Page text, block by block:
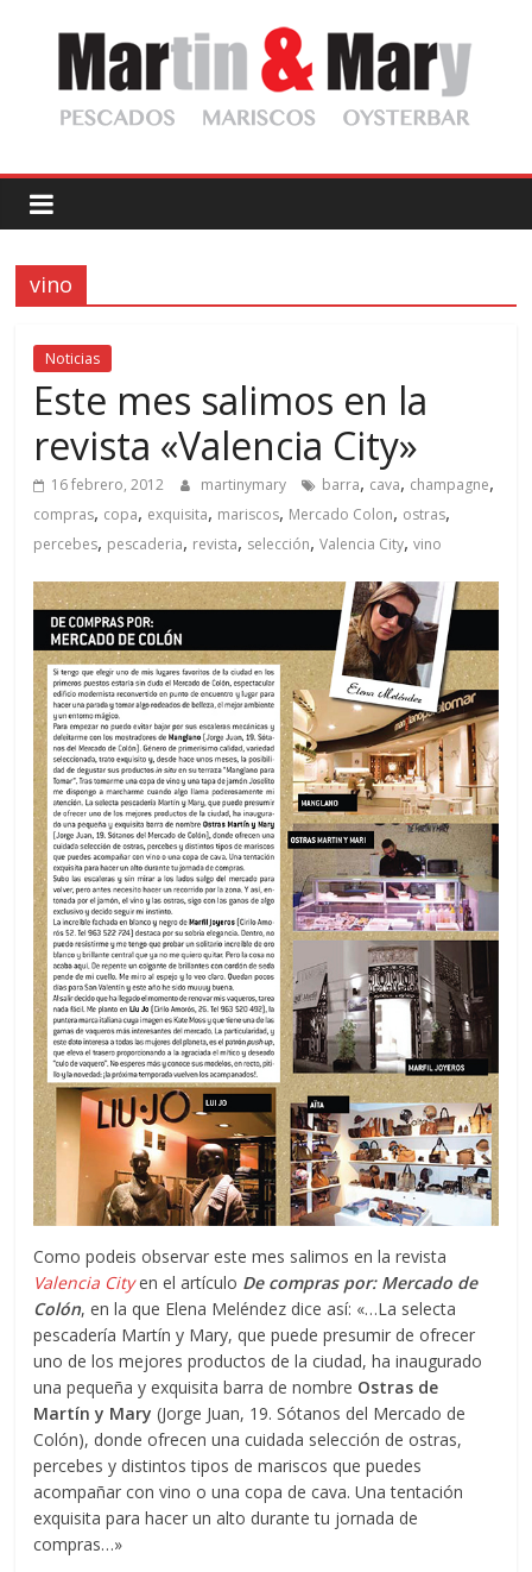
contenido
Martin
y
Mary
Pescadería
Gourmet
vino
Noticias
Este mes salimos en la
revista «Valencia City»
16 febrero, 2012 martinymary barra, cava, champagne,
compras, copa, exquisita, mariscos, Mercado Colon, ostras,
percebes, pescaderia, revista, selección,Valencia City,vino
Como podeis observar este mes salimos en la revista
Valencia Cityen el artículo De compras por: Mercado de
Colón, en la que Elena Meléndez dice así: «…La selecta
pescadería Martín y Mary, que puede presumir de ofrecer
uno de los mejores productos de la ciudad, ha inaugurado
una pequeña y exquisita barra de nombre Ostras de
Martín y Mary (Jorge Juan, 19. Sótanos del Mercado de
Colón), donde ofrecen una cuidada selección de ostras,
percebes y distintos tipos de mariscos que puedes
acompañar con vino o una copa de cava. Una tentación
exquisita para hacer un alto durante tu jornada de
compras…»